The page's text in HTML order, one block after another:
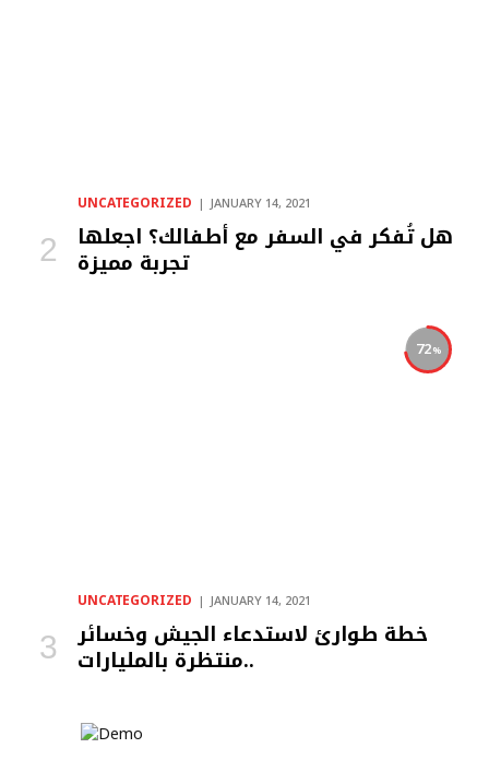
UNCATEGORIZED JANUARY 14, 2021
هل تُفكر في السفر مع أطفالك؟ اجعلها
تجربة مميزة
72
UNCATEGORIZED JANUARY 14, 2021
خطة طوارئ لاستدعاء الجيش وخسائر
منتظرة بالمليارات..